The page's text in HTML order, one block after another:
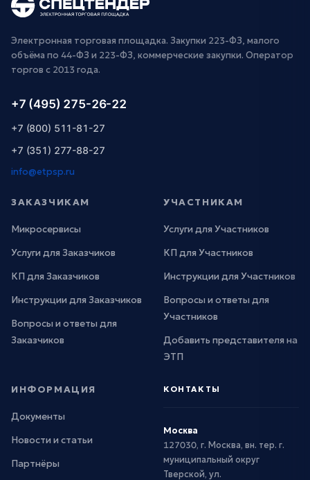
Электронная торговая площадка. Закупки 223-ФЗ, малого
объёма по 44-ФЗ и 223-ФЗ, коммерческие закупки. Оператор
торгов с 2013 года.
+7 (495) 275-26-22
+7 (800) 511-81-27
+7 (351) 277-88-27
info@etpsp.ru
ЗАКАЗЧИКАМ
Микросервисы
Услуги для Заказчиков
КП для Заказчиков
Инструкции для Заказчиков
Вопросы и ответы для
Заказчиков
УЧАСТНИКАМ
Услуги для Участников
КП для Участников
Инструкции для Участников
Вопросы и ответы для
Участников
Добавить представителя на
ЭТП
ИНФОРМАЦИЯ
Документы
Новости и статьи
Партнёры
КОНТАКТЫ
Москва
127030, г. Москва, вн. тер. г.
муниципальный округ
Тверской, ул.